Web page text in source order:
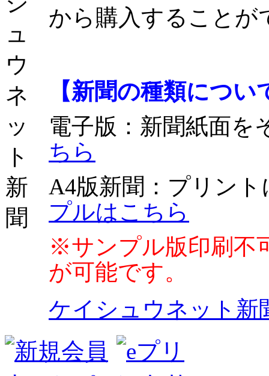
から購入することが
【新聞の種類につい
電子版 ：新聞紙面
ちら
A4版新聞 ：プリン
プルはこちら
※サンプル版印刷不
が可能です。
ケイシュウネット新